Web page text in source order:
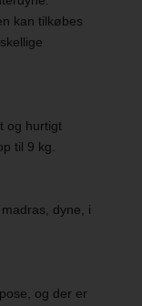
kan tilkøbes
og hurtigt
til 9 kg.
dyne, i
og der er